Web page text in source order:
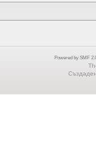
Powered by SMF